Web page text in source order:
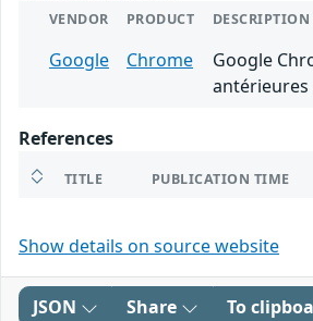
VENDOR PRODUCT DESCRIPTION
Google Chrome
Google
antérieures
References
TITLE PUBLICATION TIME
Show details on source website
JSON Share To